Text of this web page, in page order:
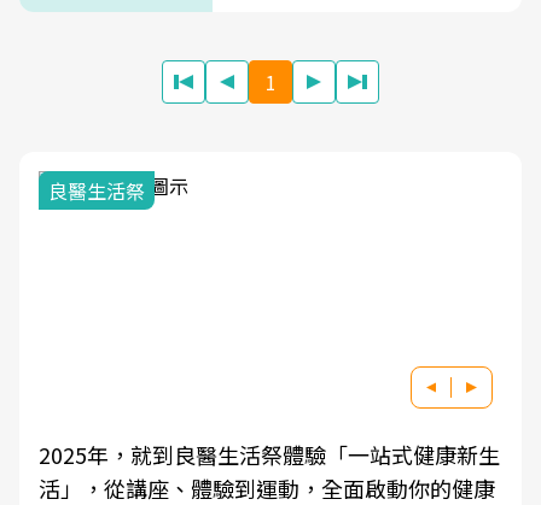
1
我與健康韌性的距離
良醫健康網從「換季的身體變化」出發，透過醫
學觀點與日常感受的對話，建立對亞健康的認